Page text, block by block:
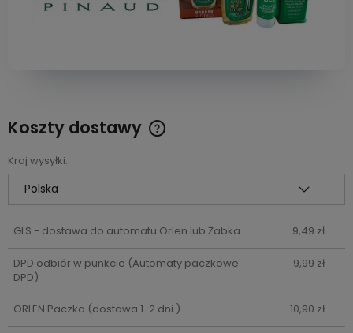
Koszty dostawy
Cena nie zawiera ewentualnych kosztów płatności
Kraj wysyłki:
GLS - dostawa do automatu Orlen lub Żabka 9,49 zł
DPD odbiór w punkcie (Automaty paczkowe
DPD)
9,99 zł
ORLEN Paczka (dostawa 1-2 dni ) 10,90 zł